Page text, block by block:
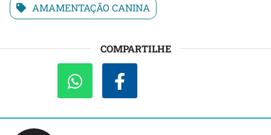
AMAMENTAÇÃO CANINA
COMPARTILHE